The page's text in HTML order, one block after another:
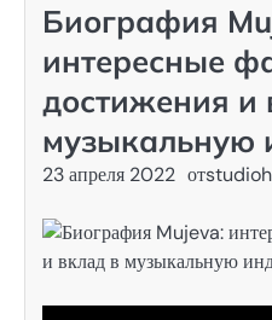
Биография
интересные
достижения и
музыкальную
23 апреля 2022 от